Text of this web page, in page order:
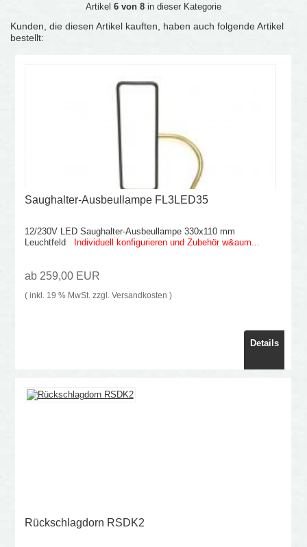
Artikel 6 von 8in dieser Kategorie
Kunden, die diesen Artikel kauften, haben auch folgende Artikel
bestellt:
Saughalter-Ausbeullampe FL3LED35
12/230V LED Saughalter-Ausbeullampe 330x110 mm
Leuchtfeld
Individuell konfigurieren und Zubehör w&aum...
ab 259,00 EUR
( inkl. 19 % MwSt. zzgl. Versandkosten )
Details
Rückschlagdorn RSDK2